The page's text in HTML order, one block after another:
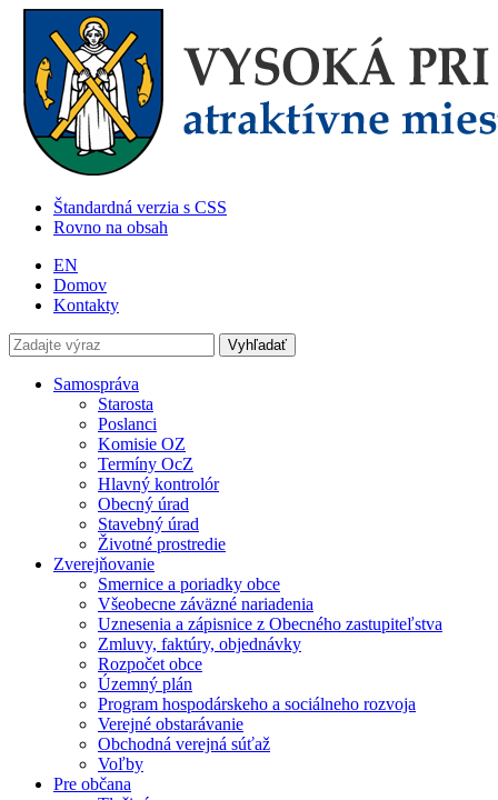
Štandardná verzia s CSS
Rovno na obsah
EN
Domov
Kontakty
Samospráva
Starosta
Poslanci
Komisie OZ
Termíny OcZ
Hlavný kontrolór
Obecný úrad
Stavebný úrad
Životné prostredie
Zverejňovanie
Smernice a poriadky obce
Všeobecne záväzné nariadenia
Uznesenia a zápisnice z Obecného zastupiteľstva
Zmluvy, faktúry, objednávky
Rozpočet obce
Územný plán
Program hospodárskeho a sociálneho rozvoja
Verejné obstarávanie
Obchodná verejná súťaž
Voľby
Pre občana